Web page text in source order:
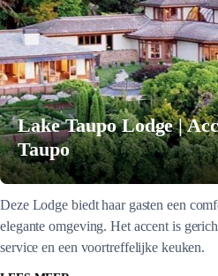
Lake Taupo Lodge |
Taupo
Deze Lodge biedt haar gasten een
elegante omgeving. Het accent is
service en een voortreffelijke keuken.